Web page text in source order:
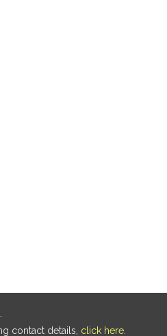
contact details, click here